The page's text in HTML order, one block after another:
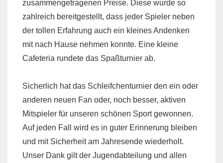
zusammengetragenen Preise. Diese wurde so
zahlreich bereitgestellt, dass jeder Spieler neben
der tollen Erfahrung auch ein kleines Andenken
mit nach Hause nehmen konnte. Eine kleine
Cafeteria rundete das Spaßturnier ab.
Sicherlich hat das Schleifchenturnier den ein oder
anderen neuen Fan oder, noch besser, aktiven
Mitspieler für unseren schönen Sport gewonnen.
Auf jeden Fall wird es in guter Erinnerung bleiben
und mit Sicherheit am Jahresende wiederholt.
Unser Dank gilt der Jugendabteilung und allen